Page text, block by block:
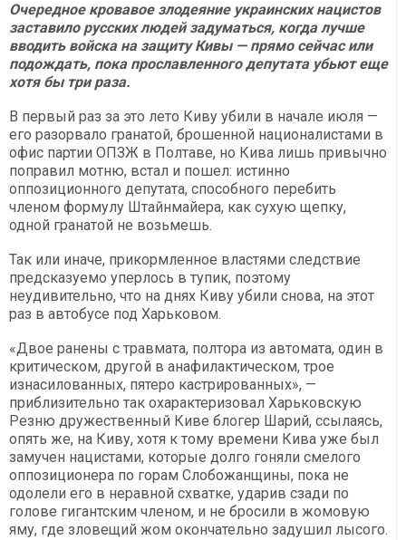
Очередное кровавое злодеяние украинских нацистов
заставило русских людей задуматься, когда лучше
вводить войска на защиту Кивы — прямо сейчас или
подождать, пока прославленного депутата убьют еще
хотя бы три раза.
В первый раз за это лето Киву убили в начале июля —
его разорвало гранатой, брошенной националистами в
офис партии ОПЗЖ в Полтаве, но Кива лишь привычно
поправил мотню, встал и пошел: истинно
оппозиционного депутата, способного перебить
членом формулу Штайнмайера, как сухую щепку,
одной гранатой не возьмешь.
Так или иначе, прикормленное властями следствие
предсказуемо уперлось в тупик, поэтому
неудивительно, что на днях Киву убили снова, на этот
раз в автобусе под Харьковом.
«Двое ранены с травмата, полтора из автомата, один в
критическом, другой в анафилактическом, трое
изнасилованных, пятеро кастрированных», —
приблизительно так охарактеризовал Харьковскую
Резню дружественный Киве блогер Шарий, ссылаясь,
опять же, на Киву, хотя к тому времени Кива уже был
замучен нацистами, которые долго гоняли смелого
оппозиционера по горам Слобожанщины, пока не
одолели его в неравной схватке, ударив сзади по
голове гигантским членом, и не бросили в жомовую
яму, где зловещий жом окончательно задушил лысого.